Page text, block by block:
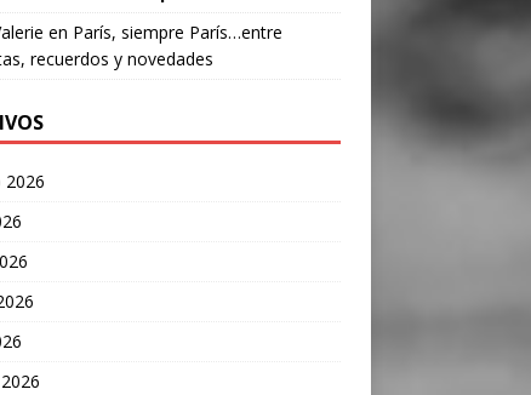
en París, siempre París…entre
recuerdos y novedades